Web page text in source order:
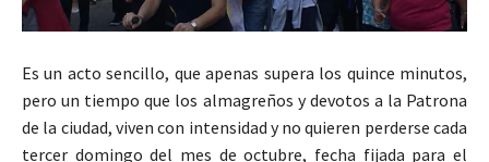
Es un acto sencillo, que apenas supera los quince minutos,
pero un tiempo que los almagreños y devotos a la Patrona
de la ciudad, viven con intensidad y no quieren perderse cada
tercer domingo del mes de octubre, fecha fijada para el